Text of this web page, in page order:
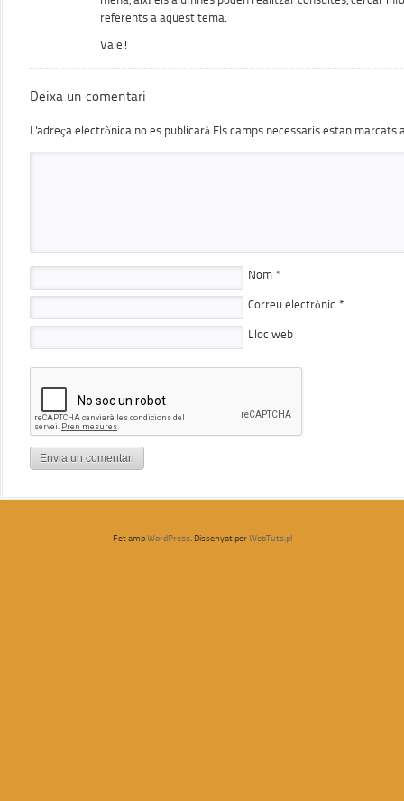
referents a aquest tema.
Vale!
Deixa un comentari
L'adreça electrònica no es publicarà Els camps necessaris estan marcats
Nom *
Correu electrònic *
Lloc web
Fet ambWordPress. Dissenyat perWebTuts.pl